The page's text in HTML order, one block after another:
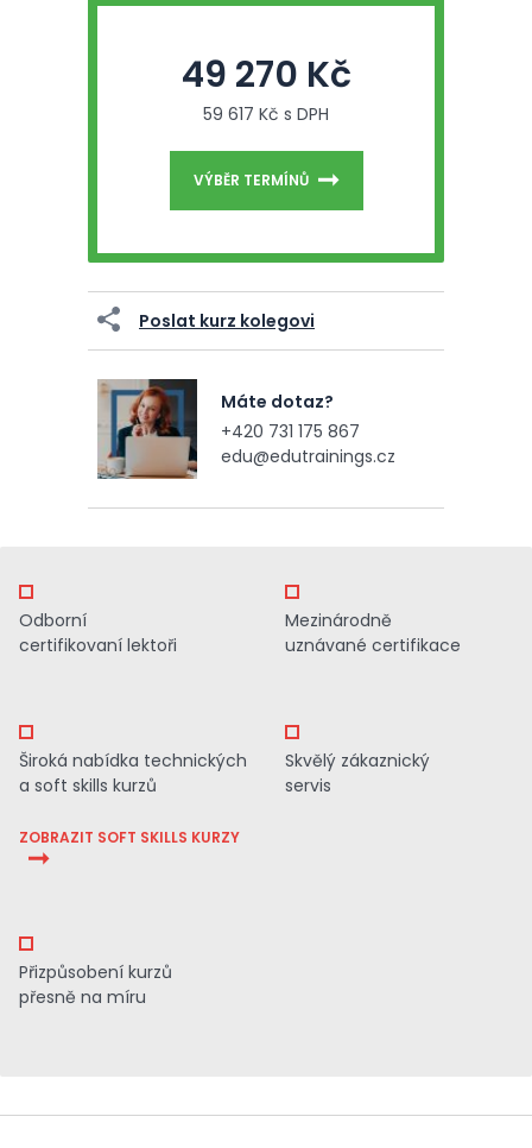
49 270 Kč
59 617 Kč s DPH
VÝBĚR TERMÍNŮ
Poslat kurz kolegovi
Máte dotaz?
+420 731 175 867
edu@edutrainings.cz
Odborní
certifikovaní lektoři
Mezinárodně
uznávané certifikace
Široká nabídka technických
a soft skills kurzů
ZOBRAZIT SOFT SKILLS KURZY
Skvělý zákaznický
servis
Přizpůsobení kurzů
přesně na míru